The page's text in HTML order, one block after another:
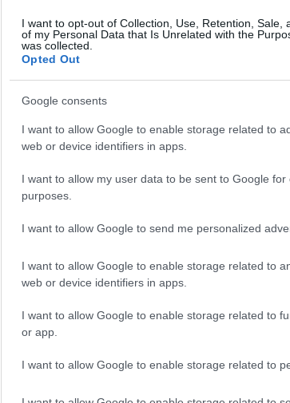
I want to opt-out of Collection, Use, Retention, Sale,
of my Personal Data that Is Unrelated with the
was collected.
Opted Out
Google consents
I want to allow Google to enable storage related to
web or device identifiers in apps.
I want to allow my user data to be sent to Google for
purposes.
I want to allow Google to send me personalized
I want to allow Google to enable storage related to
web or device identifiers in apps.
I want to allow Google to enable storage related to
or app.
I want to allow Google to enable storage related to